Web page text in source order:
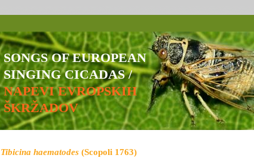
SONGS OF EUROPEAN
SINGING CICADAS /
NAPEVI EVROPSKIH
ŠKRŽADOV
Tibicina haematodes (Scopoli 1763)